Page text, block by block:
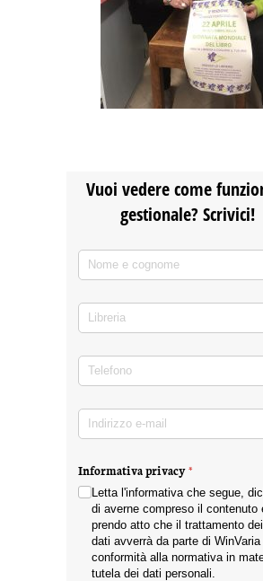
Vuoi vedere come
gestionale? Scrivici!
Nome e cognome
Libreria
Telefono
Indirizzo e-mail(richiesto)
Informativa privacy*
(richiesto)
Letta l'informativa che segue,
di averne compreso il contenuto
prendo atto che il trattamento
dati avverrà da parte di
conformità alla normativa in
tutela dei dati personali.